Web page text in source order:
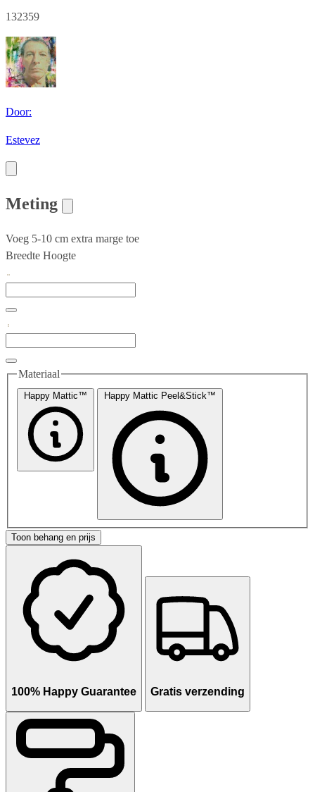
132359
Door:
Estevez
Meting
Voeg 5-10 cm extra marge toe
Breedte Hoogte
Materiaal
Happy Mattic™ Happy Mattic Peel&Stick™
Toon behang en prijs
100% Happy Guarantee Gratis verzending